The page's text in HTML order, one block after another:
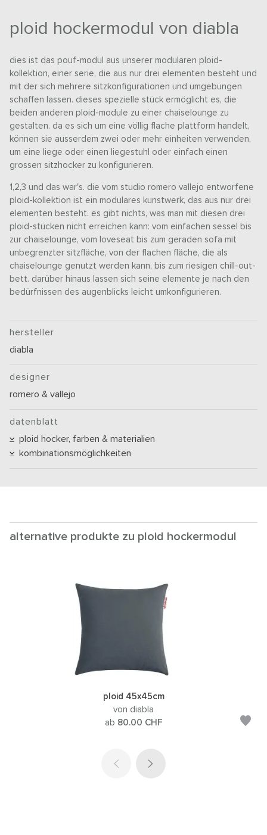
ploid hockermodul von diabla
dies ist das pouf-modul aus unserer modularen ploid-
kollektion, einer serie, die aus nur drei elementen besteht und
mit der sich mehrere sitzkonfigurationen und umgebungen
schaffen lassen. dieses spezielle stück ermöglicht es, die
beiden anderen ploid-module zu einer chaiselounge zu
gestalten. da es sich um eine völlig flache plattform handelt,
können sie ausserdem zwei oder mehr einheiten verwenden,
um eine liege oder einen liegestuhl oder einfach einen
grossen sitzhocker zu konfigurieren.
1,2,3 und das war's. die vom studio romero vallejo entworfene
ploid-kollektion ist ein modulares kunstwerk, das aus nur drei
elementen besteht. es gibt nichts, was man mit diesen drei
ploid-stücken nicht erreichen kann: vom einfachen sessel bis
zur chaiselounge, vom loveseat bis zum geraden sofa mit
unbegrenzter sitzfläche, von der flachen fläche, die als
chaiselounge genutzt werden kann, bis zum riesigen chill-out-
bett. darüber hinaus lassen sich seine elemente je nach den
bedürfnissen des augenblicks leicht umkonfigurieren.
hersteller
diabla
designer
romero & vallejo
datenblatt
ploid hocker, farben & materialien
kombinationsmöglichkeiten
alternative produkte zu ploid hockermodul
ploid 45x45cm
von diabla
ab 80.00 CHF